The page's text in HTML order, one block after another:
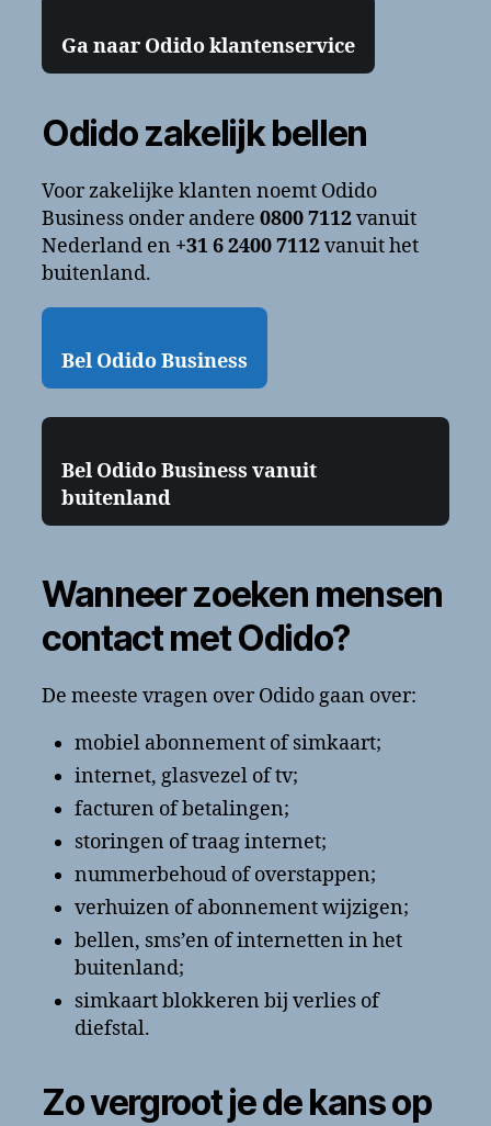
Ga naar Odido klantenservice
Odido zakelijk bellen
Voor zakelijke klanten noemt Odido
Business onder andere 0800 7112vanuit
Nederland en +31 6 2400 7112vanuit het
buitenland.
Bel Odido Business
Bel Odido Business vanuit
buitenland
Wanneer zoeken mensen
contact met Odido?
De meeste vragen over Odido gaan over:
mobiel abonnement of simkaart;
internet, glasvezel of tv;
facturen of betalingen;
storingen of traag internet;
nummerbehoud of overstappen;
verhuizen of abonnement wijzigen;
bellen, sms’en of internetten in het
buitenland;
simkaart blokkeren bij verlies of
diefstal.
Zo vergroot je de kans op